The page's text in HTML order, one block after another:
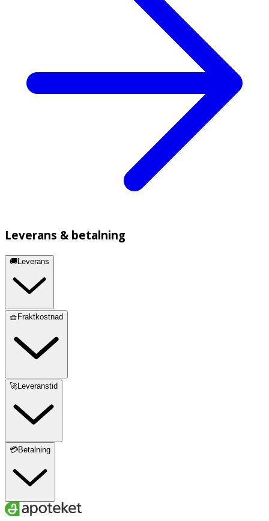
Leverans & betalning
🚚Leverans
🧺Fraktkostnad
🚀Leveranstid
💳Betalning